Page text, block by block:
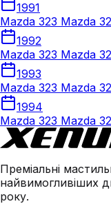
1991
Mazda 323 Mazda
1992
Mazda 323 Mazda
1993
Mazda 323 Mazda
1994
Mazda 323 Mazda
Преміальні
найвимогливіших
року.